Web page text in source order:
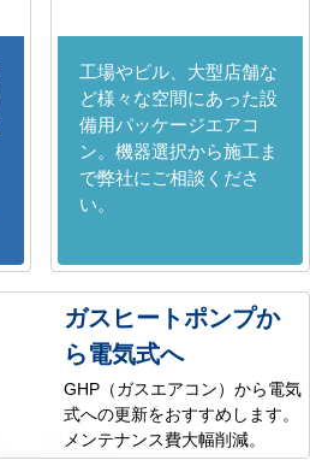
工場やビル、大型店舗な
ど様々な空間にあった設
備用パッケージエアコ
で弊社にご相談くださ
い。
ガスヒートポンプか
ら電気式へ